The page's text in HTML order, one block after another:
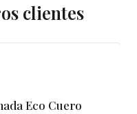
clientes
Eco Cuero